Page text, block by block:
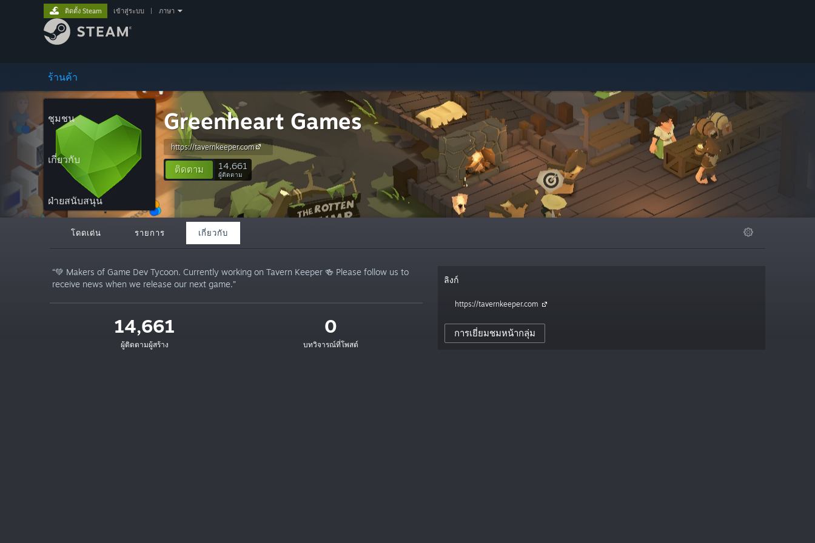
ร้านค้า
ชุมชน
เกี่ยวกับ
ฝ่ายสนับสนุน
ติดตั้ง Steam เข้าสู่ระบบ ภาษา
Greenheart Games
https://tavernkeeper.com
ติดตาม 14,661
ผู้ติดตาม
โดดเด่น รายการ เกี่ยวกับ
“💚 Makers of Game Dev Tycoon. Currently working on Tavern Keeper 🍻 Please follow us to
receive news when we release our next game.”
14,661
ผู้ติดตามผู้สร้าง
0
บทวิจารณ์ที่โพสต์
ลิงก์
https://tavernkeeper.com
การเยี่ยมชมหน้ากลุ่ม